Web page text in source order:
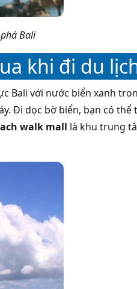
Bali
khi đi du
Bali với nước biển xanh
Đi dọc bờ biển, bạn có thể
walk mall là khu trung